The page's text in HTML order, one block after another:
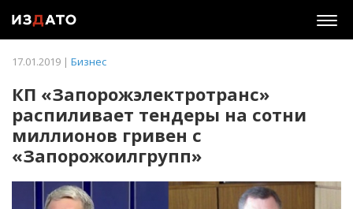
17.01.2019 | Бизнес
КП «Запорожэлектротранс»
распиливает тендеры на сотни
миллионов гривен с
«Запорожоилгрупп»